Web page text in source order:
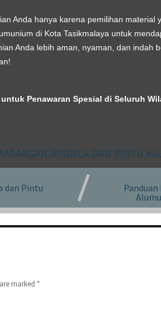
Anda hanya karena pemilihan material
di Kota Tasikmalaya untuk
Anda lebih aman, nyaman, dan indah
Penawaran Spesial di Seluruh
JENDELA DAN PINTU
dan Pintu
marked *